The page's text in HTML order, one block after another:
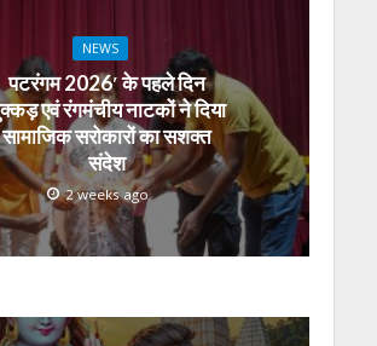
NEWS
पटरंगम 2026′ के पहले दिन
एवं रंगमंचीय नाटकों ने दिया
सामाजिक सरोकारों का सशक्त
संदेश
2 weeks ago